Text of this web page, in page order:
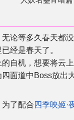
无论等多久春天都
经是春天了。
自机，想要将云
面道中Boss放出
为了配合 四季映姬·